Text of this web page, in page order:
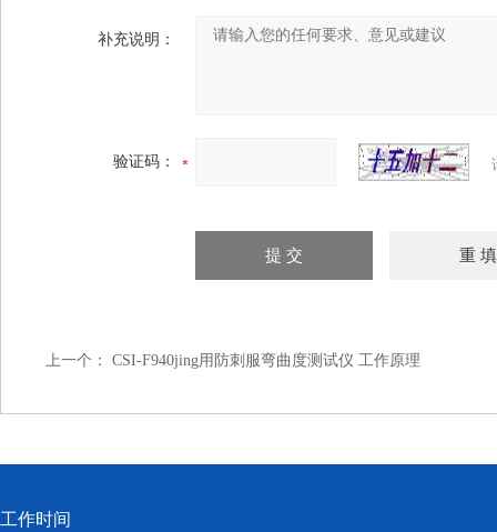
补充说明：
验证码：
上一个： CSI-F940jing用防刺服弯曲度测试仪 工作原理
工作时间